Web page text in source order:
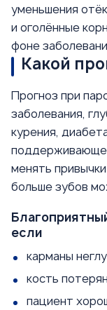
уменьшения
и оголённые
фоне
Какой
Прогноз при
заболевания,
курения,
менять
больше зубов
если
карманы
кость
пациент